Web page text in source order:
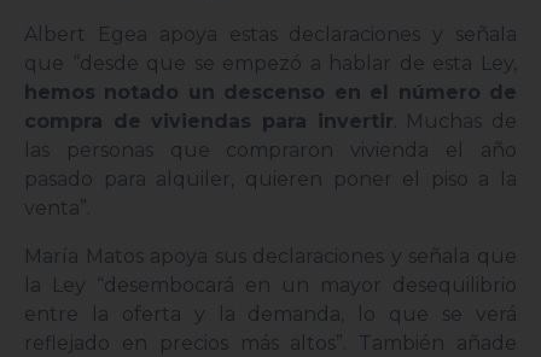
Albert Egea apoya estas declaraciones y señala
que “desde que se empezó a hablar de esta Ley,
hemos notado un descenso en el número de
compra de viviendas para invertir . Muchas de
las personas que compraron vivienda el año
pasado para alquiler, quieren poner el piso a la
venta”.
María Matos apoya sus declaraciones y señala que
la Ley “desembocará en un mayor desequilibrio
entre la oferta y la demanda, lo que se verá
reflejado en precios más altos”. También añade